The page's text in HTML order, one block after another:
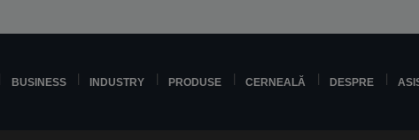
BUSINESS INDUSTRY PRODUSE CERNEALĂ DESPRE